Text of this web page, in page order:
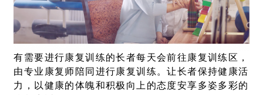
有需要进行康复训练的长者每天会前往康复训练区，
由专业康复师陪同进行康复训练。让长者保持健康活
力，以健康的体魄和积极向上的态度安享多姿多彩的